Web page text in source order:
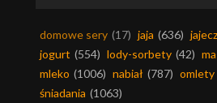
domowe sery (17) jaja (636)
jogurt (554) lody-sorbety (42)
mleko (1006) nabiał (787) omlety
śniadania (1063)